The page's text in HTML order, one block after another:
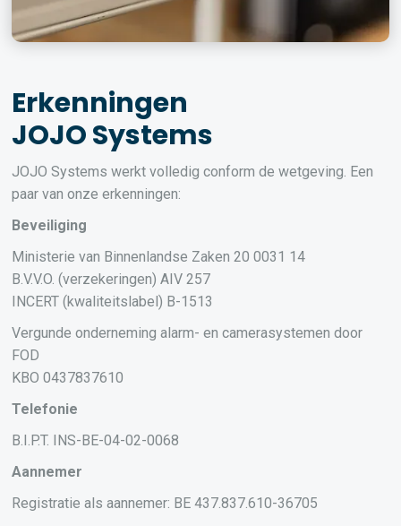
Erkenningen
JOJO Systems
JOJO Systems werkt volledig conform de wetgeving. Een
paar van onze erkenningen:
Beveiliging
Ministerie van Binnenlandse Zaken 20 0031 14
B.V.V.O. (verzekeringen) AIV 257
INCERT (kwaliteitslabel) B-1513
Vergunde onderneming alarm- en camerasystemen door
FOD
KBO 0437837610
Telefonie
B.I.P.T. INS-BE-04-02-0068
Aannemer
Registratie als aannemer: BE 437.837.610-36705